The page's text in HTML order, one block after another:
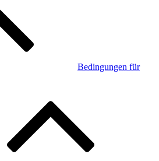
Bedingungen für